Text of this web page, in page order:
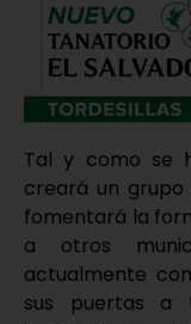
Tal y como se
creará un grupo
fomentará la
a otros
actualmente
sus puertas a